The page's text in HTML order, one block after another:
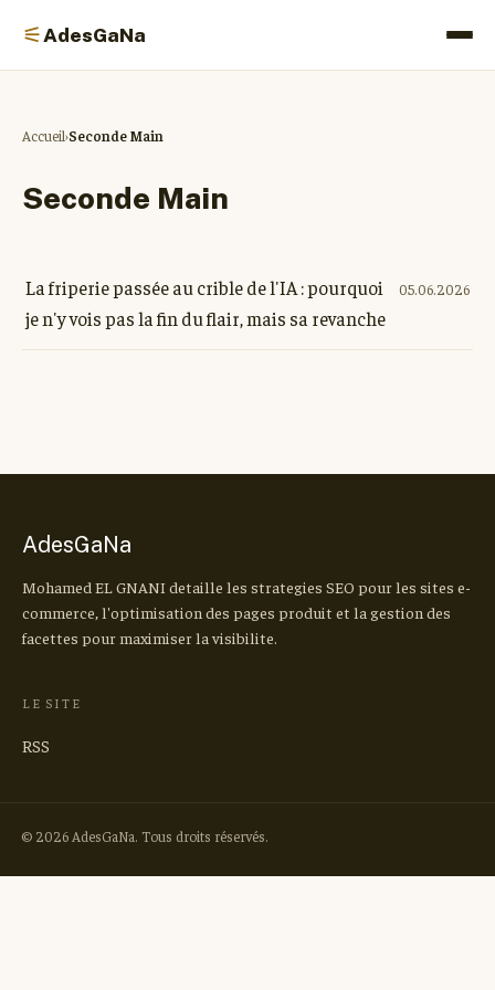
⚟AdesGaNa
Accueil Seconde Main
Seconde Main
La friperie passée au crible de l'IA : pourquoi
je n'y vois pas la fin du flair, mais sa revanche
05.06.2026
AdesGaNa
Mohamed EL GNANI detaille les strategies SEO pour les sites e-
commerce, l'optimisation des pages produit et la gestion des
facettes pour maximiser la visibilite.
LE SITE
RSS
© 2026 AdesGaNa. Tous droits réservés.